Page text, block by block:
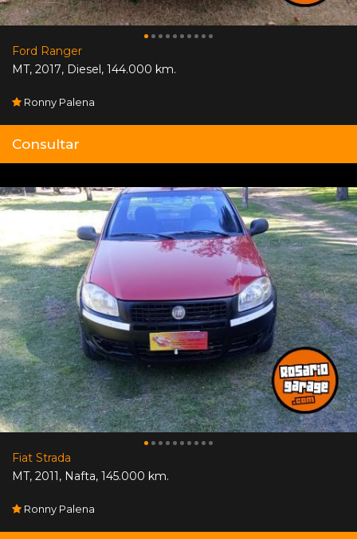
Ford Ranger
MT, 2017, Diesel , 144.000 km.
Ronny Palena
Consultar
Fiat Strada
MT, 2011 , Nafta, 145.000 km.
Ronny Palena